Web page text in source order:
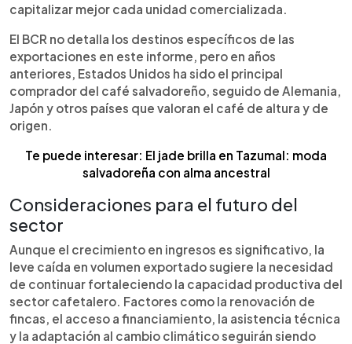
capitalizar mejor cada unidad comercializada.
El BCR no detalla los destinos específicos de las
exportaciones en este informe, pero en años
anteriores, Estados Unidos ha sido el principal
comprador del café salvadoreño, seguido de Alemania,
Japón y otros países que valoran el café de altura y de
origen.
Te puede interesar: El jade brilla en Tazumal: moda
salvadoreña con alma ancestral
Consideraciones para el futuro del
sector
Aunque el crecimiento en ingresos es significativo, la
leve caída en volumen exportado sugiere la necesidad
de continuar fortaleciendo la capacidad productiva del
sector cafetalero. Factores como la renovación de
fincas, el acceso a financiamiento, la asistencia técnica
y la adaptación al cambio climático seguirán siendo